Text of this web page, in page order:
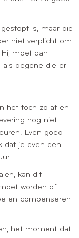
is, maar die
niet verplicht om
moet dan
als degene die er
het toch zo af en
nog niet
Even goed
dat je even een
kan dit
worden of
compenseren
het moment dat